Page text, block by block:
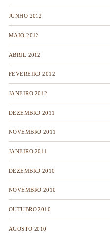
JUNHO 2012
MAIO 2012
ABRIL 2012
FEVEREIRO 2012
JANEIRO 2012
DEZEMBRO 2011
NOVEMBRO 2011
JANEIRO 2011
DEZEMBRO 2010
NOVEMBRO 2010
OUTUBRO 2010
AGOSTO 2010